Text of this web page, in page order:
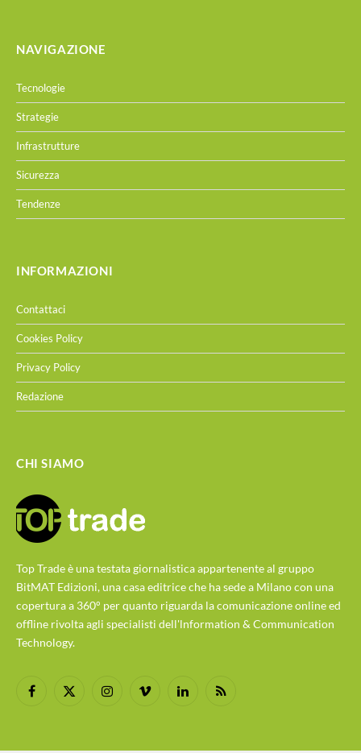
NAVIGAZIONE
Tecnologie
Strategie
Infrastrutture
Sicurezza
Tendenze
INFORMAZIONI
Contattaci
Cookies Policy
Privacy Policy
Redazione
CHI SIAMO
Top Trade è una testata giornalistica appartenente al gruppo
BitMAT Edizioni, una casa editrice che ha sede a Milano con una
copertura a 360° per quanto riguarda la comunicazione online ed
offline rivolta agli specialisti dell'lnformation & Communication
Technology.
Facebook
X
InstagramVimeo LinkedInRSS